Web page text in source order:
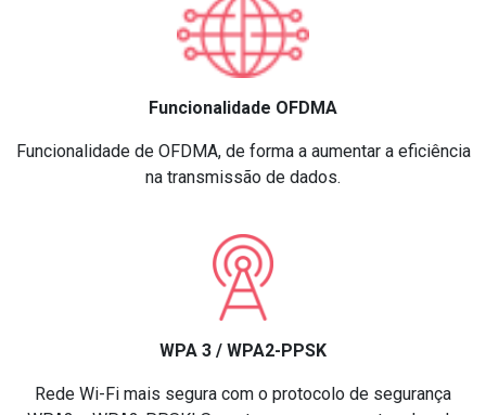
Funcionalidade OFDMA
Funcionalidade de OFDMA, de forma a aumentar a eficiência
na transmissão de dados.
WPA 3 / WPA2-PPSK
Rede Wi-Fi mais segura com o protocolo de segurança